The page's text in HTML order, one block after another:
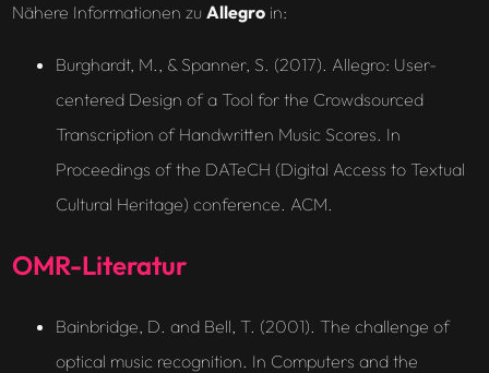
Nähere Informationen zu Allegroin:
Burghardt, M., & Spanner, S. (2017). Allegro: User-
centered Design of a Tool for the Crowdsourced
Transcription of Handwritten Music Scores. In
Proceedings of the DATeCH (Digital Access to Textual
Cultural Heritage) conference. ACM.
OMR-Literatur
Bainbridge, D. and Bell, T. (2001). The challenge of
optical music recognition. In Computers and the